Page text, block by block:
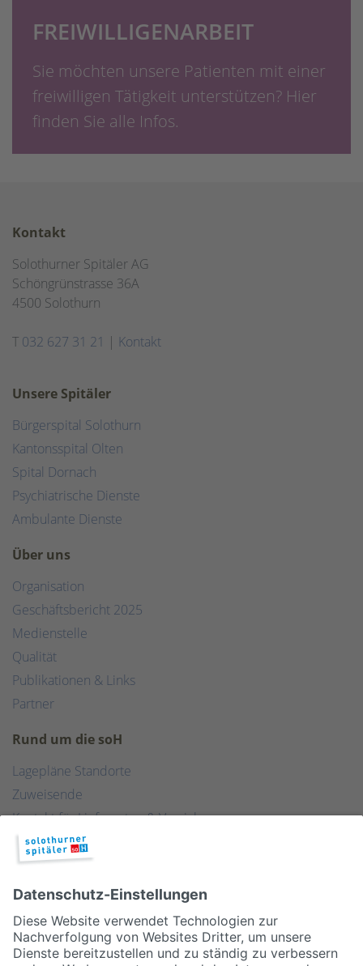
FREIWILLIGENARBEIT
Sie möchten unsere Patienten mit einer
freiwilligen Tätigkeit unterstützen? Hier
finden Sie alle Infos.
Kontakt
Solothurner Spitäler AG
Schöngrünstrasse 36A
4500 Solothurn
T 032 627 31 21 | Kontakt
Unsere Spitäler
Bürgerspital Solothurn
Kantonsspital Olten
Spital Dornach
Psychiatrische Dienste
Ambulante Dienste
Über uns
Organisation
Geschäftsbericht 2025
Medienstelle
Qualität
Publikationen & Links
Partner
Rund um die soH
Lagepläne Standorte
Zuweisende
Kontakt für Lieferanten & Versicherungen
Zentralwäscherei
HEBSORG
Spital Club